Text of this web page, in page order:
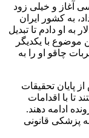
آغاز و خیلی زود
به کشور ایران
به او دادم تا تبدیل
موضوع با یکدیگر
چاقو او را به
پایان تحقیقات
تا با اقدامات
ادامه دهند.
پزشکی قانونی